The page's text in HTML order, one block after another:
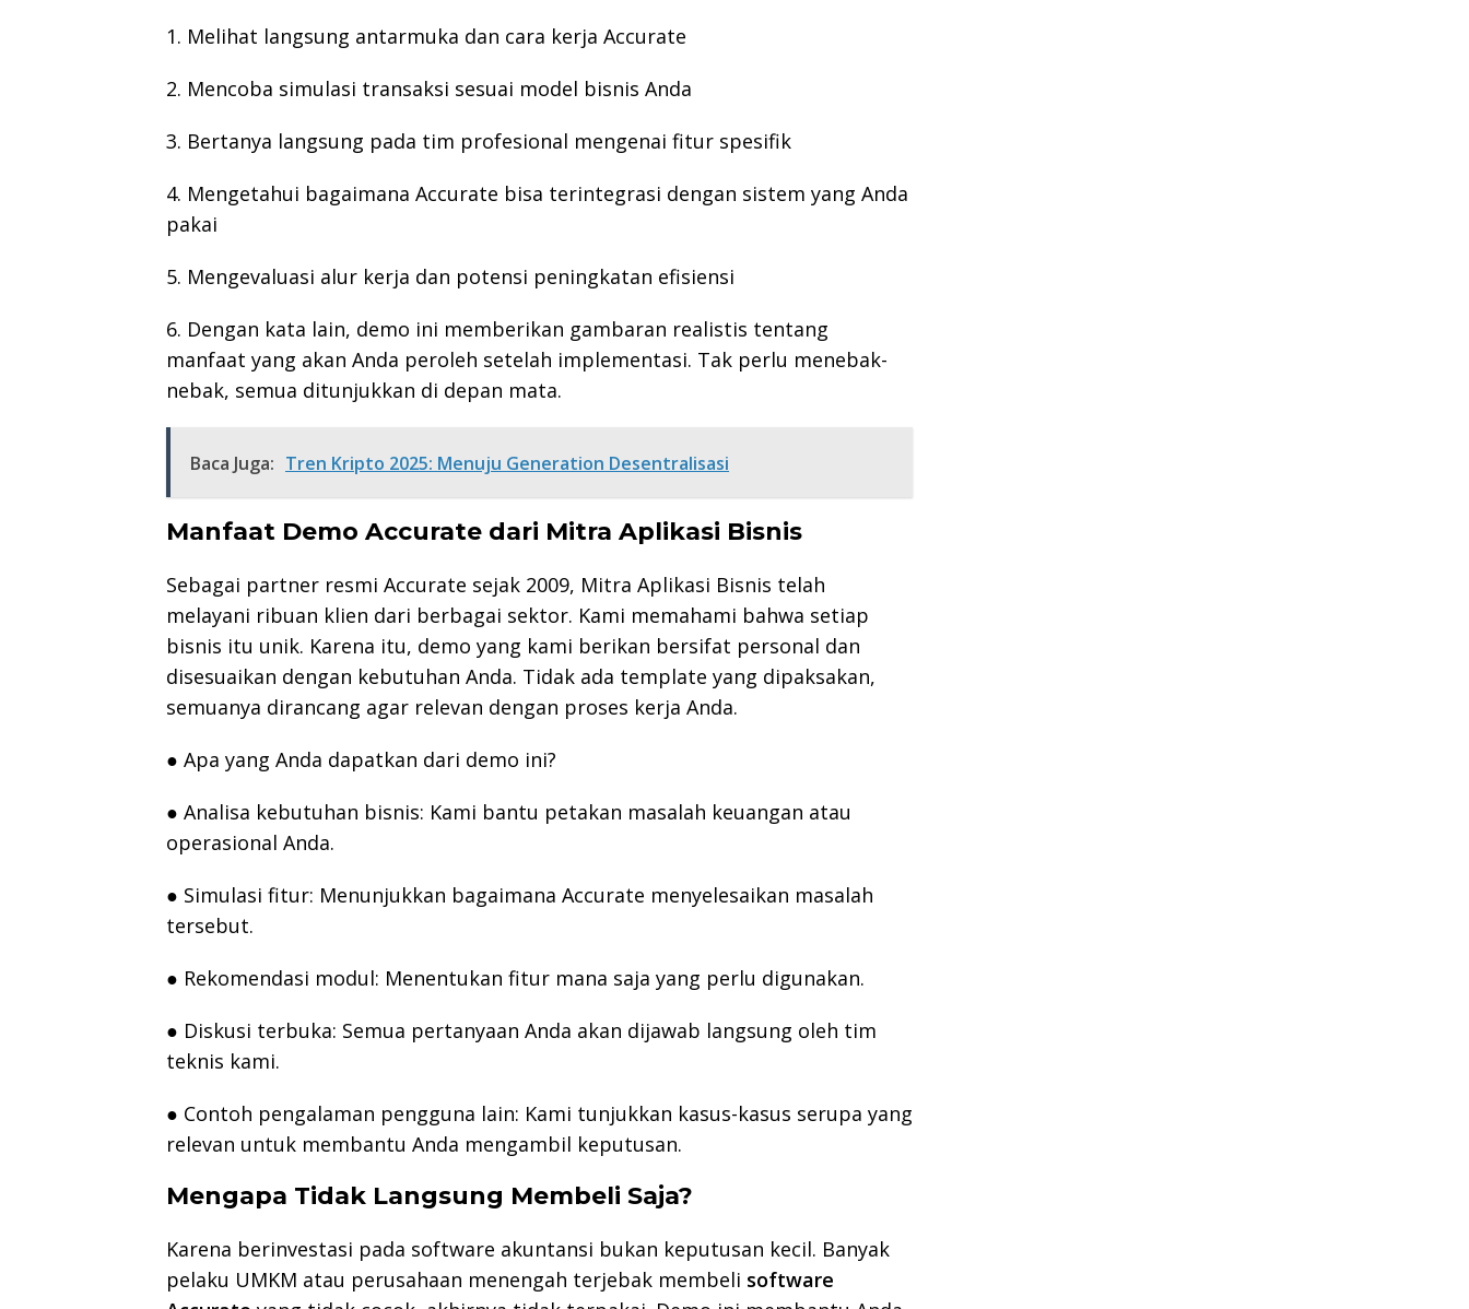
1. Melihat langsung antarmuka dan cara kerja Accurate
2. Mencoba simulasi transaksi sesuai model bisnis Anda
3. Bertanya langsung pada tim profesional mengenai fitur spesifik
4. Mengetahui bagaimana Accurate bisa terintegrasi dengan sistem yang Anda
pakai
5. Mengevaluasi alur kerja dan potensi peningkatan efisiensi
6. Dengan kata lain, demo ini memberikan gambaran realistis tentang
manfaat yang akan Anda peroleh setelah implementasi. Tak perlu menebak-
nebak, semua ditunjukkan di depan mata.
Baca Juga: Tren Kripto 2025: Menuju Generation Desentralisasi
Manfaat Demo Accurate dari Mitra Aplikasi Bisnis
Sebagai partner resmi Accurate sejak 2009, Mitra Aplikasi Bisnis telah
melayani ribuan klien dari berbagai sektor. Kami memahami bahwa setiap
bisnis itu unik. Karena itu, demo yang kami berikan bersifat personal dan
disesuaikan dengan kebutuhan Anda. Tidak ada template yang dipaksakan,
semuanya dirancang agar relevan dengan proses kerja Anda.
● Apa yang Anda dapatkan dari demo ini?
● Analisa kebutuhan bisnis: Kami bantu petakan masalah keuangan atau
operasional Anda.
● Simulasi fitur: Menunjukkan bagaimana Accurate menyelesaikan masalah
tersebut.
● Rekomendasi modul: Menentukan fitur mana saja yang perlu digunakan.
● Diskusi terbuka: Semua pertanyaan Anda akan dijawab langsung oleh tim
teknis kami.
● Contoh pengalaman pengguna lain: Kami tunjukkan kasus-kasus serupa yang
relevan untuk membantu Anda mengambil keputusan.
Mengapa Tidak Langsung Membeli Saja?
Karena berinvestasi pada software akuntansi bukan keputusan kecil. Banyak
pelaku UMKM atau perusahaan menengah terjebak membeli software